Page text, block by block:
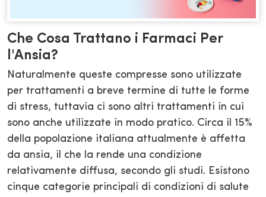
Che Cosa Trattano i Farmaci Per
l'Ansia?
Naturalmente queste compresse sono utilizzate
per trattamenti a breve termine di tutte le forme
di stress, tuttavia ci sono altri trattamenti in cui
sono anche utilizzate in modo pratico. Circa il 15%
della popolazione italiana attualmente è affetta
da ansia, il che la rende una condizione
relativamente diffusa, secondo gli studi. Esistono
cinque categorie principali di condizioni di salute